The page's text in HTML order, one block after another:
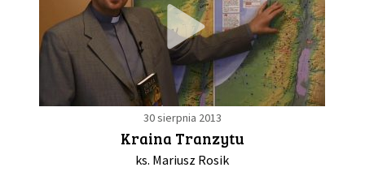
30 sierpnia 2013
Kraina Tranzytu
ks. Mariusz Rosik